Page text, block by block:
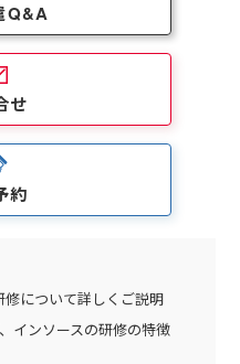
Q&A
せ
約
について詳しくご説明
インソースの研修の特徴